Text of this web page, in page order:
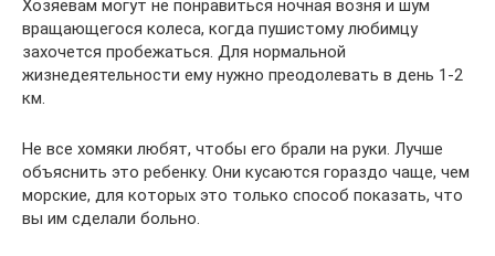
Хозяевам могут не понравиться ночная возня и шум
вращающегося колеса, когда пушистому любимцу
захочется пробежаться. Для нормальной
жизнедеятельности ему нужно преодолевать в день 1-2
км.
Не все хомяки любят, чтобы его брали на руки. Лучше
объяснить это ребенку. Они кусаются гораздо чаще, чем
морские, для которых это только способ показать, что
вы им сделали больно.